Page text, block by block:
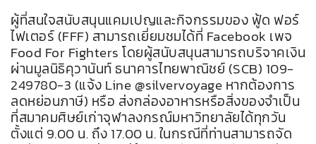
ผู้ที่สนใจสนับสนุนแคมเปญและกิจกรรมของ ฟู้ด ฟอร์
ไฟเตอร์ (FFF) สามารถเยี่ยมชมได้ที่ Facebook เพจ
Food For Fighters โดยผู้สนับสนุนสามารถบริจาคเงิน
ผ่านมูลนิธิคุวานันท์ ธนาคารไทยพาณิชย์ (SCB) 109-
249780-3 (แจ้ง Line @silvervoyage หากต้องการ
ลดหย่อนภาษี) หรือ ส่งกล่องอาหารหรือสิ่งของจำเป็น
ที่สมาคมศิษย์เก่าจุฬาลงกรณ์มหาวิทยาลัยได้ทุกวัน
ตั้งแต่ 9.00 น. ถึง 17.00 น. ในกรณีที่ท่านสามารถจัด